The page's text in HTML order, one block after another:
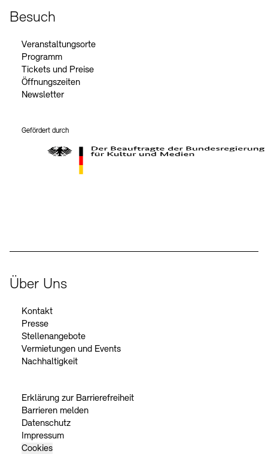
Besuch
Veranstaltungsorte
Programm
Tickets und Preise
Öffnungszeiten
Newsletter
Gefördert durch
Über Uns
Kontakt
Presse
Stellenangebote
Vermietungen und Events
Nachhaltigkeit
Erklärung zur Barrierefreiheit
Barrieren melden
Datenschutz
Impressum
Cookies